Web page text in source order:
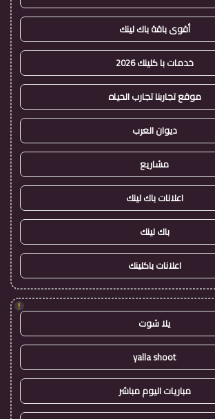
أقوى باقة باك لينك
خدمات با كلينك 2026
موقع تجاربنا تجارب الحياه
ديوان العرب
مشاريع
اعلانات باك لينك
باك لينك
اعلانات باكلينك
!
يلا شوت
yalla shoot
مباريات اليوم مباشر